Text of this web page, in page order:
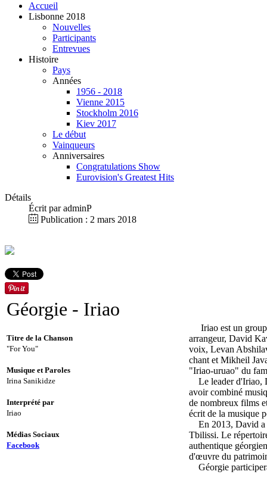
Accueil
Lisbonne 2018
Nouvelles
Participants
Entrevues
Histoire
Pays
Années
1956 - 2018
Vienne 2015
Stockholm 2016
Kiev 2017
Le début
Vainqueurs
Anniversaires
Congratulations Show
Eurovision's Greatest Hits
Détails
Écrit paradminP
Publication : 2 mars 2018
Géorgie - Iriao
Titre de la Chanson
"For You"
Musique et Paroles
Irina Sanikidze
Interprété par
Iriao
Médias Sociaux
Facebook
Iriao est un
arrangeur, David
voix, Levan
chant et Mikheil
"Iriao-uruao" du
Le leader d'Iriao,
avoir combiné
de nombreux films
écrit de la musique
En 2013, David a
Tbilissi. Le
authentique
d'œuvre du
Géorgie